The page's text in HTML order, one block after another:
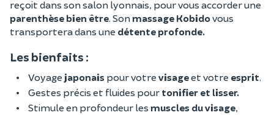
reçoit dans son salon lyonnais, pour vous accorder une
parenthèse bien être. Sonmassage Kobidovous
transportera dans une détente profonde.
Les bienfaits :
Voyage japonais pour votre visageet votre esprit.
Gestes précis et fluides pour tonifier et lisser.
Stimule en profondeur les muscles du visage,